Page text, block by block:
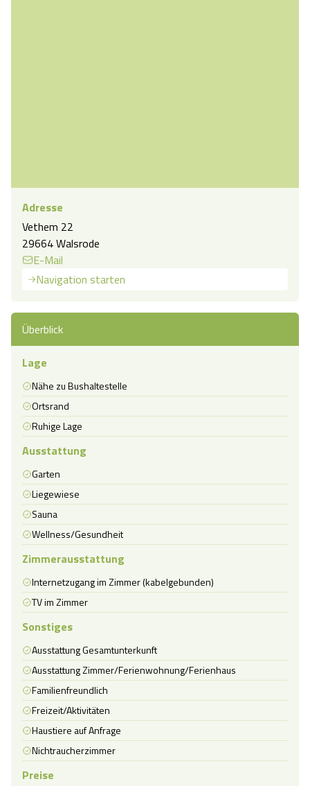
Adresse
Vethem 22
29664 Walsrode
E-Mail
Navigation starten
Überblick
Lage
Nähe zu Bushaltestelle
Ortsrand
Ruhige Lage
Ausstattung
Garten
Liegewiese
Sauna
Wellness/Gesundheit
Zimmerausstattung
Internetzugang im Zimmer (kabelgebunden)
TV im Zimmer
Sonstiges
Ausstattung Gesamtunterkunft
Ausstattung Zimmer/Ferienwohnung/Ferienhaus
Familienfreundlich
Freizeit/Aktivitäten
Haustiere auf Anfrage
Nichtraucherzimmer
Preise